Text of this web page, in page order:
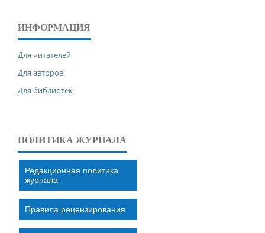
ИНФОРМАЦИЯ
Для читателей
Для авторов
Для библиотек
ПОЛИТИКА ЖУРНАЛА
Редакционная политика
журнала
Правила рецензирования